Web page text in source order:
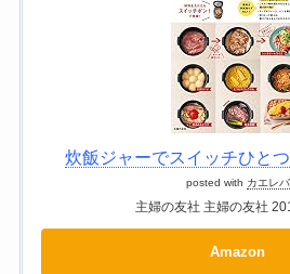
炊飯ジャーでスイッチひと
posted with カエレバ
主婦の友社 主婦の友社
Amazon